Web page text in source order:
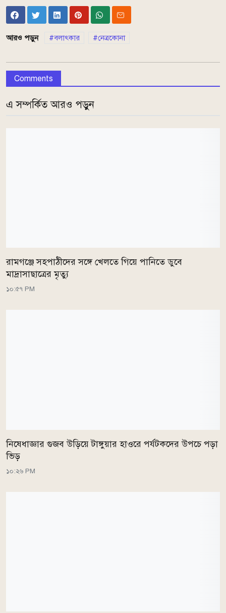
আরও পড়ুন বলাৎকার নেত্রকোনা
Comments
এ সম্পর্কিত আরও পড়ুন
রামগঞ্জে সহপাঠীদের সঙ্গে খেলতে গিয়ে পানিতে ডুবে
মাদ্রাসাছাত্রের মৃত্যু
১০:৫৭ PM
নিষেধাজ্ঞার গুজব উড়িয়ে টাঙ্গুয়ার হাওরে পর্যটকদের উপচে পড়া
ভিড়
১০:২৬ PM